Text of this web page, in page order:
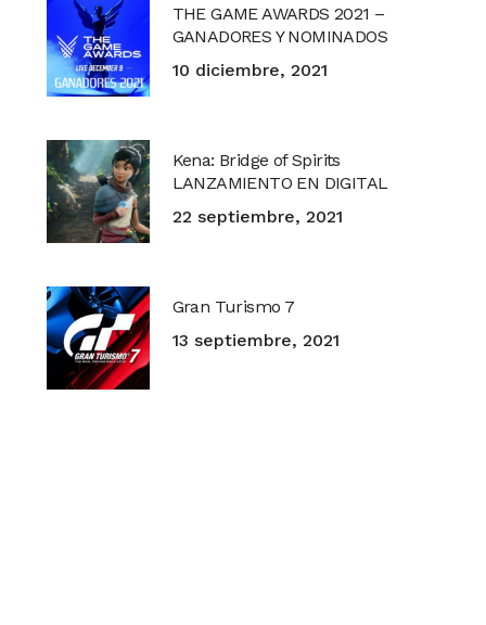
THE GAME AWARDS 2021 –
GANADORES Y NOMINADOS
10 diciembre, 2021
Kena: Bridge of Spirits
LANZAMIENTO EN DIGITAL
22 septiembre, 2021
Gran Turismo 7
13 septiembre, 2021